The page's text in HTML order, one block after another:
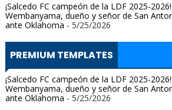
¡Salcedo FC campeón de la LDF 2025-2026!
Wembanyama, dueño y señor de San
ante Oklahoma - 5/25/2026
PREMIUM TEMPLATES
¡Salcedo FC campeón de la LDF 2025-2026!
Wembanyama, dueño y señor de San
ante Oklahoma - 5/25/2026